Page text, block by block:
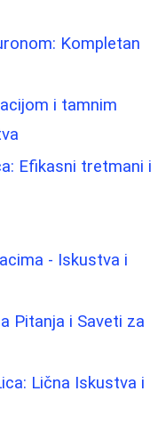
Kompletan
i tamnim
Efikasni tretmani i
- Iskustva i
Pitanja i Saveti za
Lična Iskustva i